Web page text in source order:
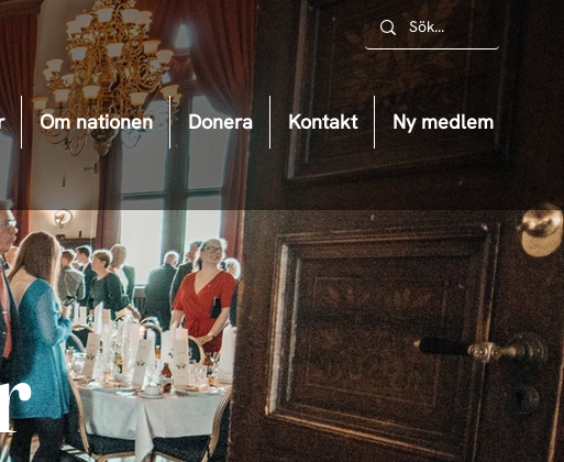
Om nationen Donera Kontakt Ny medlem